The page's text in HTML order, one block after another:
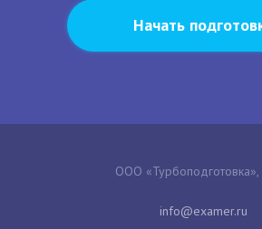
Начать
ООО